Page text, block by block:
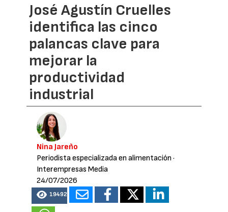
José Agustín Cruelles
identifica las cinco
palancas clave para
mejorar la
productividad
industrial
Nina Jareño
Periodista especializada en alimentación ·
Interempresas Media
24/07/2026
19492